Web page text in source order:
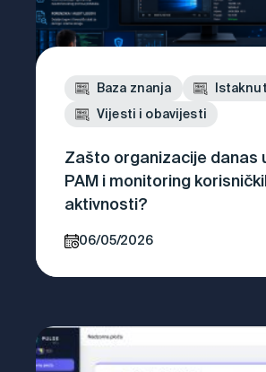
Baza znanja
Vijesti i obavijesti
Zašto organizacije danas
PAM i monitoring
aktivnosti?
06/05/2026